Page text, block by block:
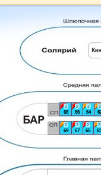
2
2
63
2
64
2
65
2
66
2
67
2
68
2
69